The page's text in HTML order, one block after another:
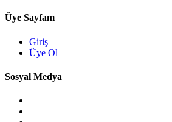
Üye Sayfam
Giriş
Üye Ol
Sosyal Medya